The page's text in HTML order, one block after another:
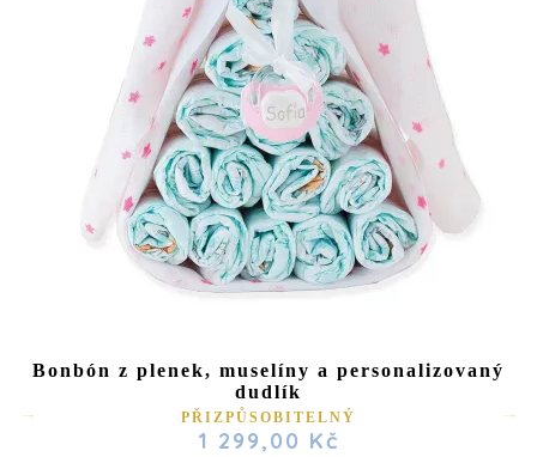
(9 reviews)
Bonbón z plenek, muselíny a personalizovaný
dudlík
PŘIZPŮSOBITELNÝ
1 299,00 Kč